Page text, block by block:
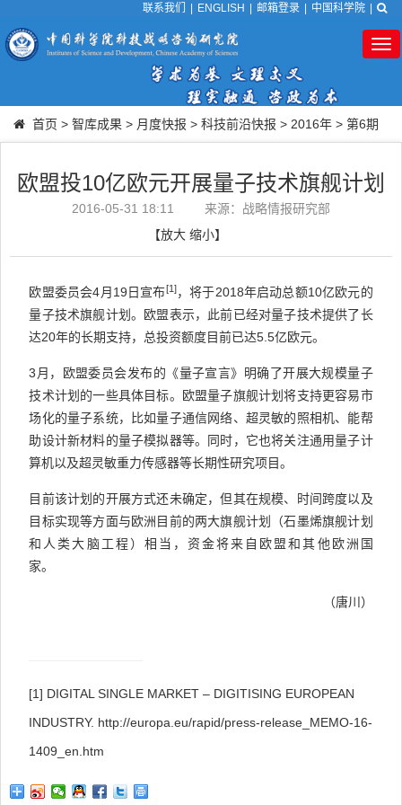
联系我们 ENGLISH 邮箱登录 中国科学院
首页 > 智库成果 > 月度快报 > 科技前沿快报 > 2016年 > 第6期
欧盟投10亿欧元开展量子技术旗舰计划
2016-05-31 18:11
来源：战略情报研究部
【放大 缩小】
欧盟委员会4月19日宣布[1]，将于2018年启动总额10亿欧元的
量子技术旗舰计划。欧盟表示，此前已经对量子技术提供了长
达20年的长期支持，总投资额度目前已达5.5亿欧元。
3月，欧盟委员会发布的《量子宣言》明确了开展大规模量子
技术计划的一些具体目标。欧盟量子旗舰计划将支持更容易市
场化的量子系统，比如量子通信网络、超灵敏的照相机、能帮
助设计新材料的量子模拟器等。同时，它也将关注通用量子计
算机以及超灵敏重力传感器等长期性研究项目。
目前该计划的开展方式还未确定，但其在规模、时间跨度以及
目标实现等方面与欧洲目前的两大旗舰计划（石墨烯旗舰计划
和人类大脑工程）相当，资金将来自欧盟和其他欧洲国
家。
（唐川）
[1] DIGITAL SINGLE MARKET – DIGITISING EUROPEAN
INDUSTRY. http://europa.eu/rapid/press-release_MEMO-16-
1409_en.htm